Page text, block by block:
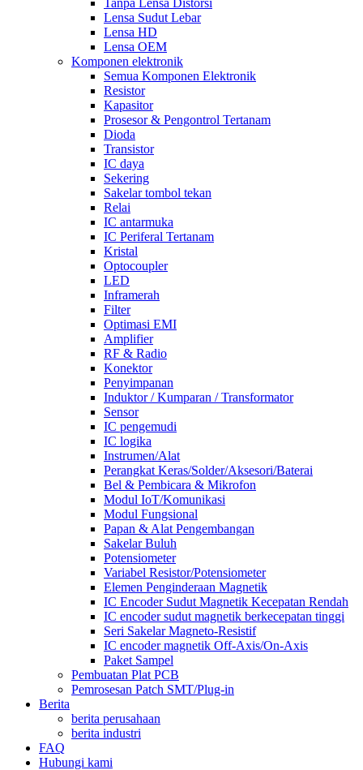
Tanpa Lensa Distorsi
Lensa Sudut Lebar
Lensa HD
Lensa OEM
Komponen elektronik
Semua Komponen Elektronik
Resistor
Kapasitor
Prosesor & Pengontrol Tertanam
Dioda
Transistor
IC daya
Sekering
Sakelar tombol tekan
Relai
IC antarmuka
IC Periferal Tertanam
Kristal
Optocoupler
LED
Inframerah
Filter
Optimasi EMI
Amplifier
RF & Radio
Konektor
Penyimpanan
Induktor / Kumparan / Transformator
Sensor
IC pengemudi
IC logika
Instrumen/Alat
Perangkat Keras/Solder/Aksesori/Baterai
Bel & Pembicara & Mikrofon
Modul IoT/Komunikasi
Modul Fungsional
Papan & Alat Pengembangan
Sakelar Buluh
Potensiometer
Variabel Resistor/Potensiometer
Elemen Penginderaan Magnetik
IC Encoder Sudut Magnetik Kecepatan Rendah
IC encoder sudut magnetik berkecepatan tinggi
Seri Sakelar Magneto-Resistif
IC encoder magnetik Off-Axis/On-Axis
Paket Sampel
Pembuatan Plat PCB
Pemrosesan Patch SMT/Plug-in
Berita
berita perusahaan
berita industri
FAQ
Hubungi kami